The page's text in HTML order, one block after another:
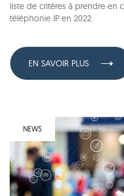
liste de critères à prendre en
téléphonie IP en 2022.
EN SAVOIR PLUS
NEWS